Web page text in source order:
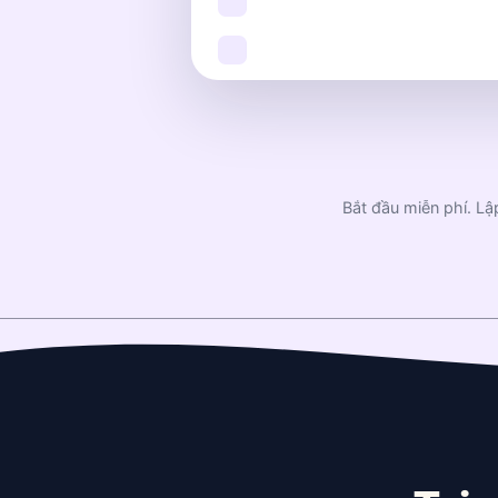
Bắt đầu miễn phí.